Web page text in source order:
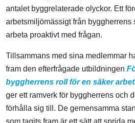
antalet byggrelaterade olyckor. Ett
arbetsmiljömässigt från byggherrens
arbeta proaktivt med frågan.
Tillsammans med sina medlemmar
fram den efterfrågade utbildningen
byggherrens roll för en säker
ger ett ramverk för byggherrens och
förhålla sig till. De gemensamma
som tagits fram är ett sätt att sprida